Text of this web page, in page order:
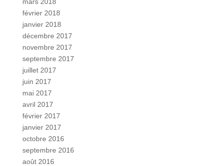
février 2018
janvier 2018
décembre 2017
novembre 2017
septembre 2017
juillet 2017
juin 2017
mai 2017
avril 2017
février 2017
janvier 2017
octobre 2016
septembre 2016
août 2016